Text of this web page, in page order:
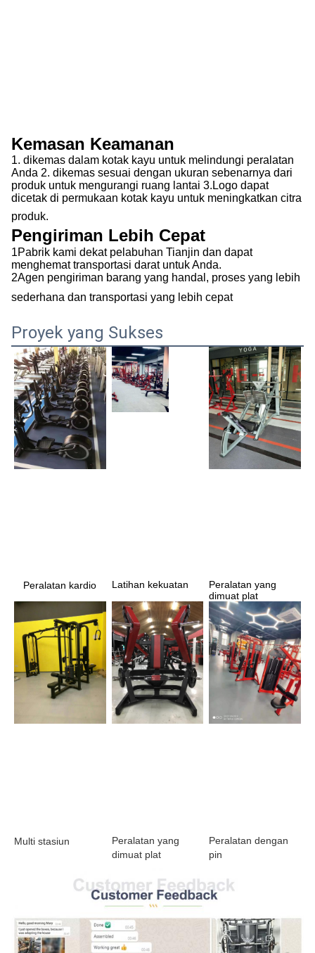
Kemasan Keamanan
1. dikemas dalam kotak kayu untuk melindungi peralatan
Anda 2. dikemas sesuai dengan ukuran sebenarnya dari
produk untuk mengurangi ruang lantai 3.Logo dapat
dicetak di permukaan kotak kayu untuk meningkatkan citra
produk.
Pengiriman Lebih Cepat
1Pabrik kami dekat pelabuhan Tianjin dan dapat
menghemat transportasi darat untuk Anda.
2Agen pengiriman barang yang handal, proses yang lebih
sederhana dan transportasi yang lebih cepat
Proyek yang Sukses
Peralatan kardio Latihan kekuatan
Peralatan yang
dimuat plat
Multi stasiun
Peralatan yang
dimuat plat
Peralatan dengan
pin